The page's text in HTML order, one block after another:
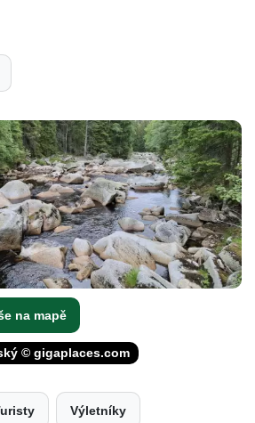
na mapě
© gigaplaces.com
Turisty Výletníky